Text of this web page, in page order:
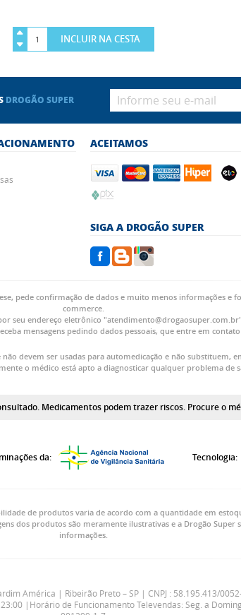
INCLUIR NA CESTA
DROGÃO SUPER
ACEITAMOS
SIGA A DROGÃO SUPER
pede confirmação de dados e muito menos informações e
commerce.
seu endereço eletrônico
mensagens pedindo dados pessoais, que entre em
devem ser usadas para automedicação e não substituem,
o médico está apto a diagnosticar qualquer problema de
Medicamentos podem trazer riscos. Procure o
da: Tecnologia:
de produtos varia de acordo com a quantidade em
dos produtos são meramente ilustrativas e a Drogão
informações.
América | Ribeirão Preto – SP | CNPJ : 58.195.413/
|Horário de Funcionamento Televendas: Seg. a